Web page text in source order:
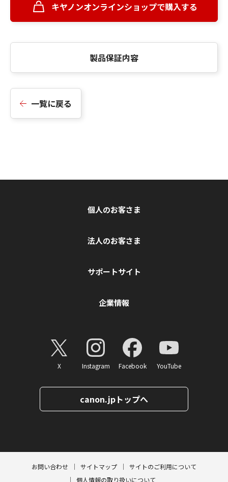
キヤノンオンラインショップで購入する
製品保証内容
一覧に戻る
個人のお客さま
法人のお客さま
サポートサイト
企業情報
X Instagram Facebook YouTube
canon.jpトップへ
お問い合わせ サイトマップ
サイトのご利用について
個人情報の取り扱いについて